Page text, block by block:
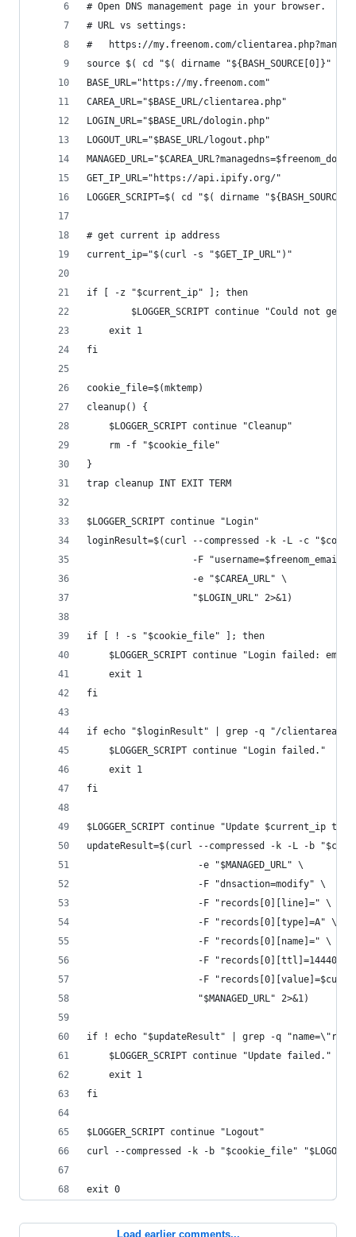
# Open DNS management page in your browser.
# URL vs settings:
#   https://my.freenom.com/
source $( cd "$( dirname "${BASH_SOURCE[0]}"
BASE_URL="https://my.freenom.com"
CAREA_URL="$BASE_URL/clientarea.php"
LOGIN_URL="$BASE_URL/dologin.php"
LOGOUT_URL="$BASE_URL/logout.php"
GET_IP_URL="https://api.ipify.org/"
LOGGER_SCRIPT=$( cd "$( dirname
# get current ip address
current_ip="$(curl -s "$GET_IP_URL")"
if [ -z "$current_ip" ]; then
$LOGGER_SCRIPT continue "Could not get
    exit 1
fi
cookie_file=$(mktemp)
cleanup() {
    $LOGGER_SCRIPT continue "Cleanup"
    rm -f "$cookie_file"
}
trap cleanup INT EXIT TERM
$LOGGER_SCRIPT continue "Login"
loginResult=$(curl --compressed -k -L -c
-F "username=$freenom_email"
                   -e "$CAREA_URL" \
                   "$LOGIN_URL" 2>&1)
if [ ! -s "$cookie_file" ]; then
$LOGGER_SCRIPT continue "Login failed:
    exit 1
fi
if echo "$loginResult" | grep -q "/
    $LOGGER_SCRIPT continue "Login failed."
    exit 1
fi
$LOGGER_SCRIPT continue "Update $current_ip to
updateResult=$(curl --compressed -k -L -b
                    -e "$MANAGED_URL" \
                    -F "dnsaction=modify" \
                    -F "records[0][line]=" \
                    -F "records[0][type]=A" \
                    -F "records[0][name]=" \
                    -F "records[0][ttl]=14440" \
-F
                    "$MANAGED_URL" 2>&1)
if ! echo "$updateResult" | grep -q
$LOGGER_SCRIPT continue "Update failed."
    exit 1
fi
$LOGGER_SCRIPT continue "Logout"
curl --compressed -k -b "$cookie_file"
exit 0
Load earlier comments...